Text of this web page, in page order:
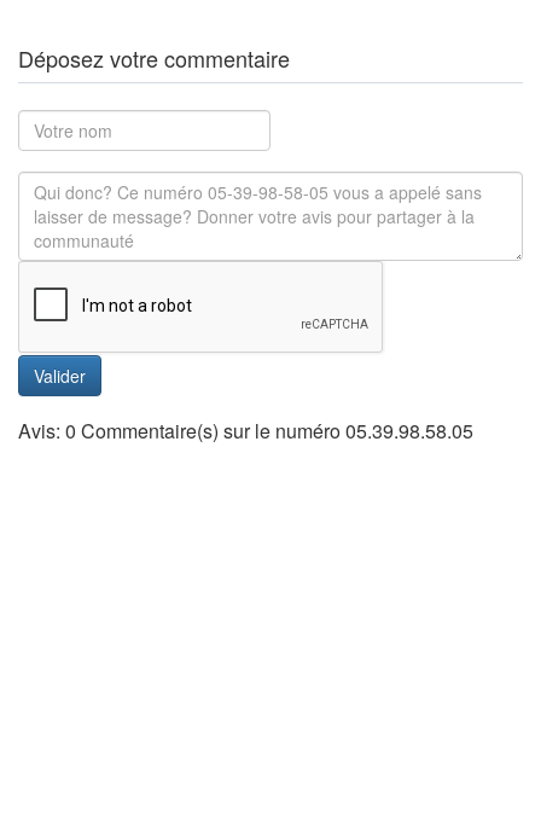
Déposez votre commentaire
Valider
Avis: 0 Commentaire(s) sur le numéro 05.39.98.58.05